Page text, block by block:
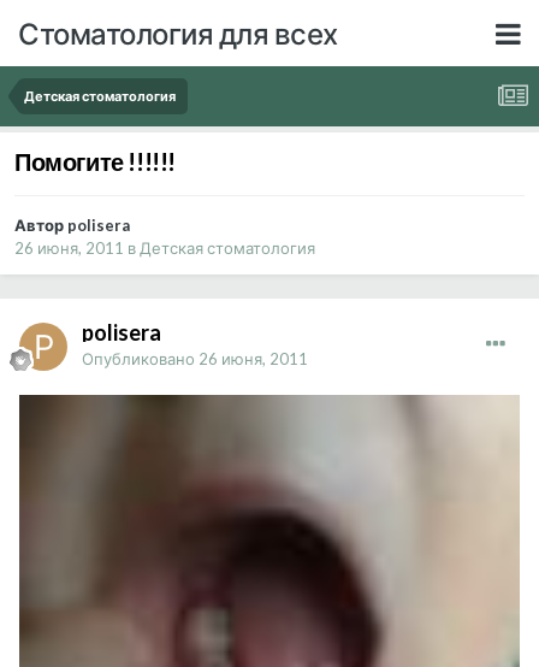
Стоматология для всех
Детская стоматология
Помогите !!!!!!
Автор polisera
26 июня, 2011 вДетская стоматология
polisera
Опубликовано 26 июня, 2011